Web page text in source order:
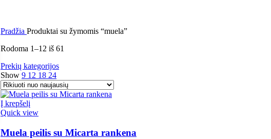
Pradžia Produktai su žymomis “muela”
Rodoma 1–12 iš 61
Prekių kategorijos
Show 9 12 18 24
Į krepšelį
Quick view
Muela peilis su Micarta rankena